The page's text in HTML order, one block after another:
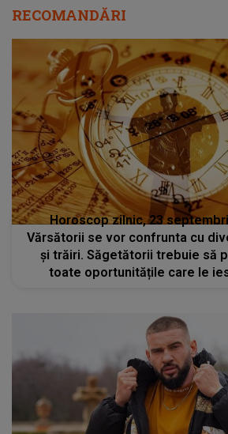
RECOMANDĂRI
Horoscop zilnic, 23
Vărsătorii se vor confrunta cu
și trăiri. Săgetătorii trebuie să
toate oportunitățile care le